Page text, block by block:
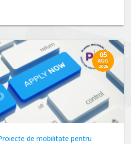
05
AUG
2026
de mobilitate pentru